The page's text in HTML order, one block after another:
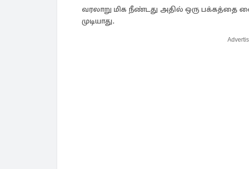
வரலாறு மிக நீண்டது அதில் ஒரு பக்கத்தை
முடியாது.